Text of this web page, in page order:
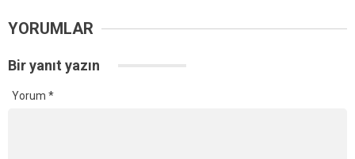
YORUMLAR
Bir yanıt yazın
Yorum *